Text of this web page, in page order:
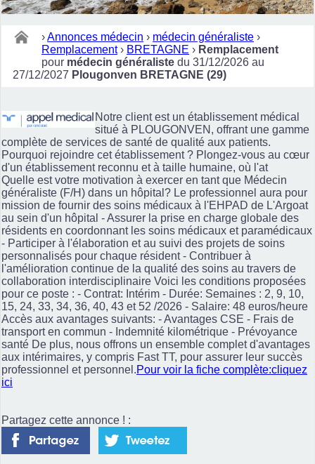
›Annonces médecin › médecin généraliste ›
Remplacement › BRETAGNE › Remplacement
pour médecin généraliste du 31/12/2026 au
27/12/2027 Plougonven BRETAGNE (29)
Notre client est un établissement médical
situé à PLOUGONVEN, offrant une gamme
complète de services de santé de qualité aux patients.
Pourquoi rejoindre cet établissement ? Plongez-vous au cœur
d'un établissement reconnu et à taille humaine, où l'at
Quelle est votre motivation à exercer en tant que Médecin
généraliste (F/H) dans un hôpital? Le professionnel aura pour
mission de fournir des soins médicaux à l'EHPAD de L'Argoat
au sein d'un hôpital - Assurer la prise en charge globale des
résidents en coordonnant les soins médicaux et paramédicaux
- Participer à l'élaboration et au suivi des projets de soins
personnalisés pour chaque résident - Contribuer à
l'amélioration continue de la qualité des soins au travers de
collaboration interdisciplinaire Voici les conditions proposées
pour ce poste : - Contrat: Intérim - Durée: Semaines : 2, 9, 10,
15, 24, 33, 34, 36, 40, 43 et 52 /2026 - Salaire: 48 euros/heure
Accès aux avantages suivants: - Avantages CSE - Frais de
transport en commun - Indemnité kilométrique - Prévoyance
santé De plus, nous offrons un ensemble complet d'avantages
aux intérimaires, y compris Fast TT, pour assurer leur succès
professionnel et personnel.Pour voir la fiche complète:cliquez
ici
Partagez cette annonce ! :